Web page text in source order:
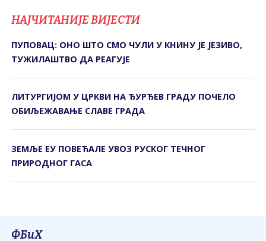
НАЈЧИТАНИЈЕ ВИЈЕСТИ
ПУПОВАЦ: ОНО ШТО СМО ЧУЛИ У КНИНУ ЈЕ ЈЕЗИВО,
ТУЖИЛАШТВО ДА РЕАГУЈЕ
ЛИТУРГИЈОМ У ЦРКВИ НА ЂУРЂЕВ ГРАДУ ПОЧЕЛО
ОБИЉЕЖАВАЊЕ СЛАВЕ ГРАДА
ЗЕМЉЕ ЕУ ПОВЕЋАЛЕ УВОЗ РУСКОГ ТЕЧНОГ
ПРИРОДНОГ ГАСА
ФБиХ